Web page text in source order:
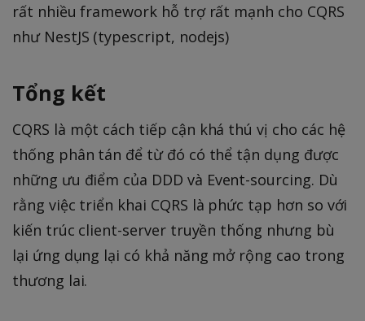
rất nhiều framework hỗ trợ rất mạnh cho CQRS
như NestJS (typescript, nodejs)
Tổng kết
CQRS là một cách tiếp cận khá thú vị cho các hệ
thống phân tán để từ đó có thể tận dụng được
những ưu điểm của DDD và Event-sourcing. Dù
rằng việc triển khai CQRS là phức tạp hơn so với
kiến trúc client-server truyền thống nhưng bù
lại ứng dụng lại có khả năng mở rộng cao trong
thương lai.